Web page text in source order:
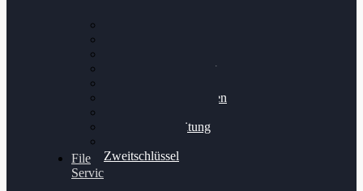
Getriebeoptimierung
Bremsscheiben planen
Felgenaufbereitung
Zweitschlüssel
File
Service